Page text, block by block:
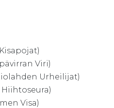
Viri)
Urheilijat)
Visa)